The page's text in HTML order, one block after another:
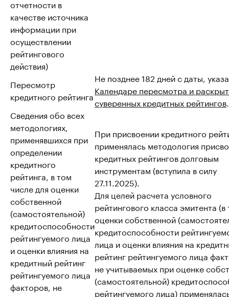
отчетности в
качестве источника
информации при
осуществлении
рейтингового
действия)
Пересмотр
кредитного рейтинга
Не позднее 182 дней с даты,
Календаре пересмотра и
суверенных кредитных рейтингов.
Сведения обо всех
методологиях,
применявшихся при
определении
кредитного
рейтинга, в том
числе для оценки
собственной
(самостоятельной)
кредитоспособности
рейтингуемого лица
и оценки влияния на
кредитный рейтинг
рейтингуемого лица
факторов, не
При присвоении кредитного
применялась методология
кредитных рейтингов долговым
инструментам (вступила в силу
27.11.2025).
Для целей расчета условного
рейтингового класса эмитента (в
оценки собственной
кредитоспособности
лица и оценки влияния на
рейтинг рейтингуемого лица
не учитываемых при оценке
(самостоятельной)
рейтингуемого лица)